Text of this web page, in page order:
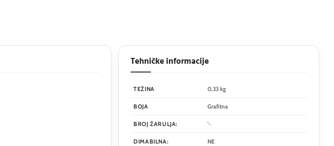
Tehničke informacije
TEŽINA 0,33 kg
BOJA Grafitna
BROJ ŽARULJA: '-
DIMABILNA: NE